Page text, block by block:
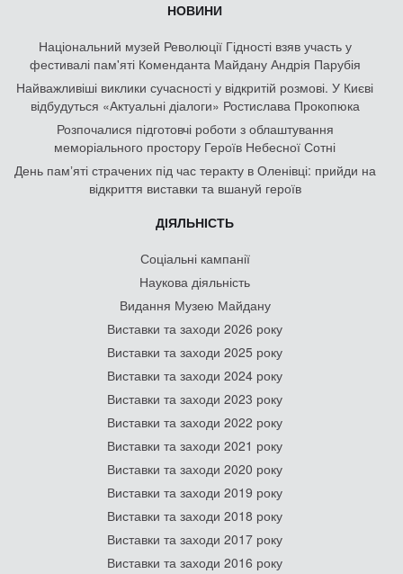
НОВИНИ
Національний музей Революції Гідності взяв участь у
фестивалі пам'яті Коменданта Майдану Андрія Парубія
Найважливіші виклики сучасності у відкритій розмові. У Києві
відбудуться «Актуальні діалоги» Ростислава Прокопюка
Розпочалися підготовчі роботи з облаштування
меморіального простору Героїв Небесної Сотні
День памʼяті страчених під час теракту в Оленівці: прийди на
відкриття виставки та вшануй героїв
ДІЯЛЬНІСТЬ
Соціальні кампанії
Наукова діяльність
Видання Музею Майдану
Виставки та заходи 2026 року
Виставки та заходи 2025 року
Виставки та заходи 2024 року
Виставки та заходи 2023 року
Виставки та заходи 2022 року
Виставки та заходи 2021 року
Виставки та заходи 2020 року
Виставки та заходи 2019 року
Виставки та заходи 2018 року
Виставки та заходи 2017 року
Виставки та заходи 2016 року